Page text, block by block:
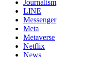
Journalism
LINE
Messenger
Meta
Metaverse
Netflix
News